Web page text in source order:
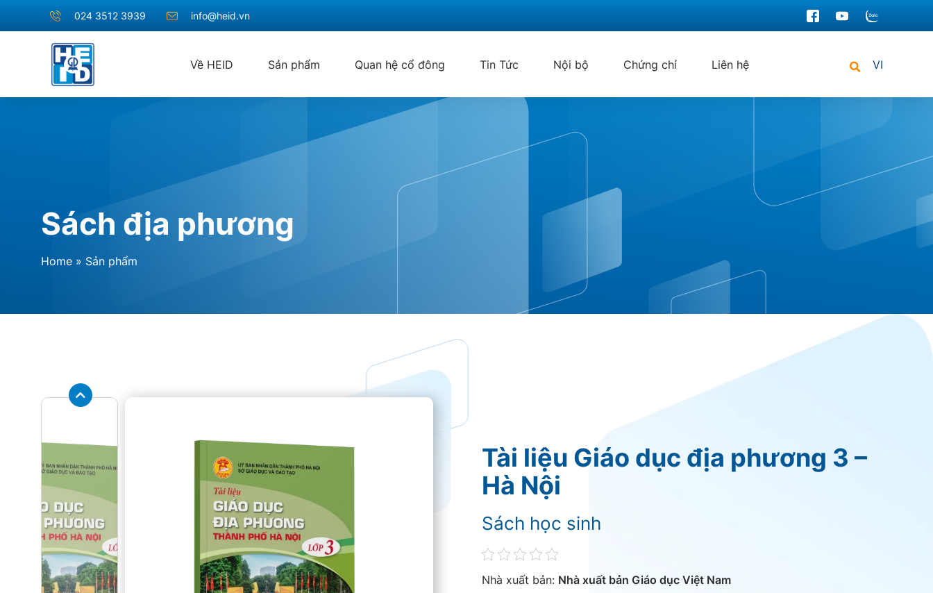
024 3512 3939 info@heid.vn
Về HEID Sản phẩm Quan hệ cổ đông Tin Tức Nội bộ Chứng chỉ Liên hệ VI
Sách địa phương
Home » Sản phẩm
Tài liệu Giáo dục địa phương 3 –
Hà Nội
Sách học sinh
Nhà xuất bản: Nhà xuất bản Giáo dục Việt Nam